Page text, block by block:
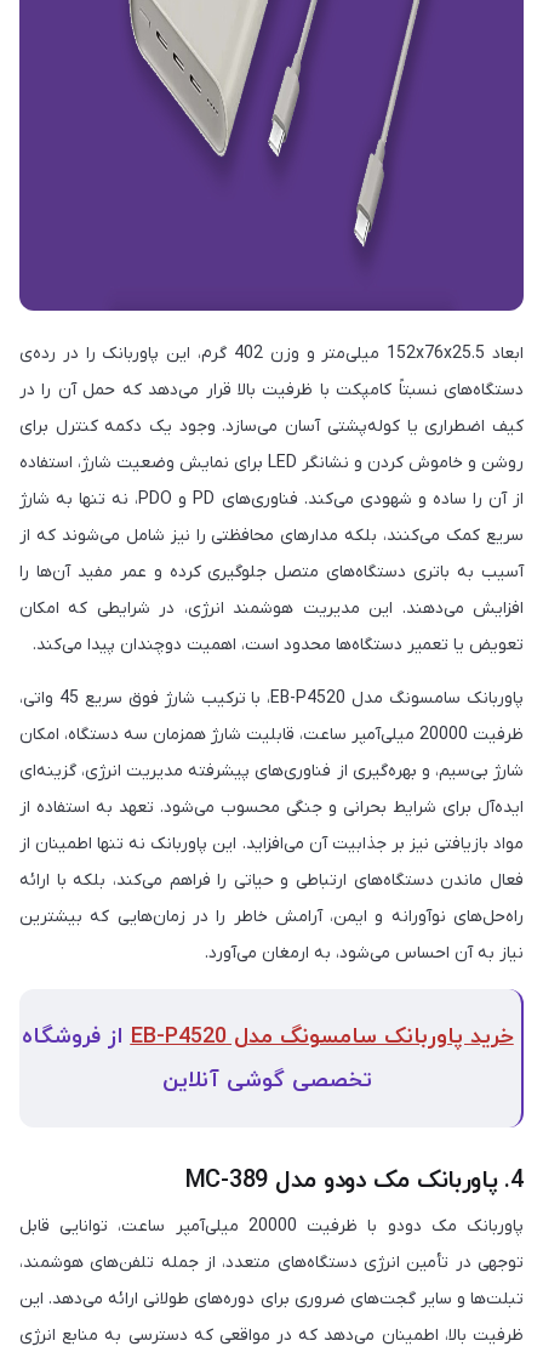
ابعاد 152x76x25.5 میلی‌متر و وزن 402 گرم، این پاوربانک را در رده‌ی
دستگاه‌های نسبتاً کامپکت با ظرفیت بالا قرار می‌دهد که حمل آن را در
کیف اضطراری یا کوله‌پشتی آسان می‌سازد. وجود یک دکمه کنترل برای
روشن و خاموش کردن و نشانگر LED برای نمایش وضعیت شارژ، استفاده
از آن را ساده و شهودی می‌کند. فناوری‌های PD و PDO، نه تنها به شارژ
سریع کمک می‌کنند، بلکه مدارهای محافظتی را نیز شامل می‌شوند که از
آسیب به باتری دستگاه‌های متصل جلوگیری کرده و عمر مفید آن‌ها را
افزایش می‌دهند. این مدیریت هوشمند انرژی، در شرایطی که امکان
تعویض یا تعمیر دستگاه‌ها محدود است، اهمیت دوچندان پیدا می‌کند.
پاوربانک سامسونگ مدل EB-P4520، با ترکیب شارژ فوق سریع 45 واتی،
ظرفیت 20000 میلی‌آمپر ساعت، قابلیت شارژ همزمان سه دستگاه، امکان
شارژ بی‌سیم، و بهره‌گیری از فناوری‌های پیشرفته مدیریت انرژی، گزینه‌ای
ایده‌آل برای شرایط بحرانی و جنگی محسوب می‌شود. تعهد به استفاده از
مواد بازیافتی نیز بر جذابیت آن می‌افزاید. این پاوربانک نه تنها اطمینان از
فعال ماندن دستگاه‌های ارتباطی و حیاتی را فراهم می‌کند، بلکه با ارائه
راه‌حل‌های نوآورانه و ایمن، آرامش خاطر را در زمان‌هایی که بیشترین
نیاز به آن احساس می‌شود، به ارمغان می‌آورد.
خرید پاوربانک سامسونگ مدل EB-P4520
از فروشگاه
تخصصی گوشی آنلاین
4. پاوربانک مک دودو مدل MC-389
پاوربانک مک دودو با ظرفیت 20000 میلی‌آمپر ساعت، توانایی قابل
توجهی در تأمین انرژی دستگاه‌های متعدد، از جمله تلفن‌های هوشمند،
تبلت‌ها و سایر گجت‌های ضروری برای دوره‌های طولانی ارائه می‌دهد. این
ظرفیت بالا، اطمینان می‌دهد که در مواقعی که دسترسی به منابع انرژی